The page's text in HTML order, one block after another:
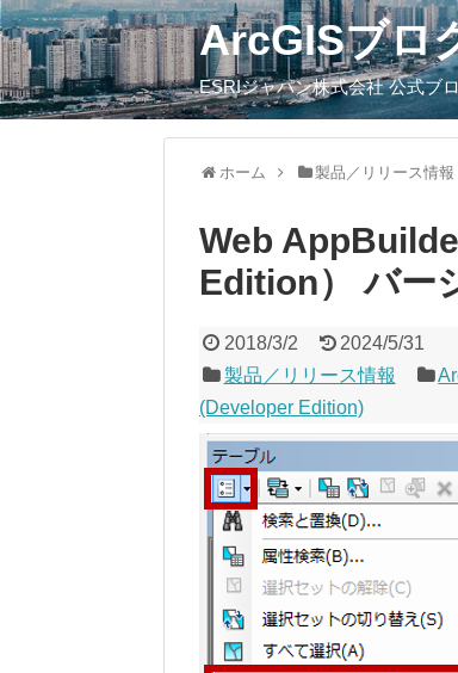
ArcGISブロ
ESRIジャパン株式会社 公式ブ
ホーム 製品／リリース情報
Web
Edition） バー
2018/3/2
2024/5/31
製品／リリース情報
(Developer Edition)